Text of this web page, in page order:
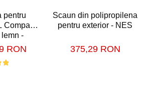
pentru
Compact
-
RON
Scaun din polipropilena
pentru exterior - NES
375,29 RON